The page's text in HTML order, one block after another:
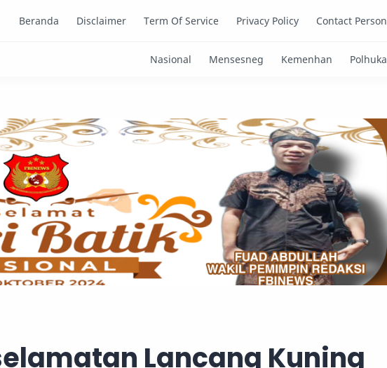
Beranda Disclaimer Term Of Service Privacy Policy Contact Person
Lancang Kuning